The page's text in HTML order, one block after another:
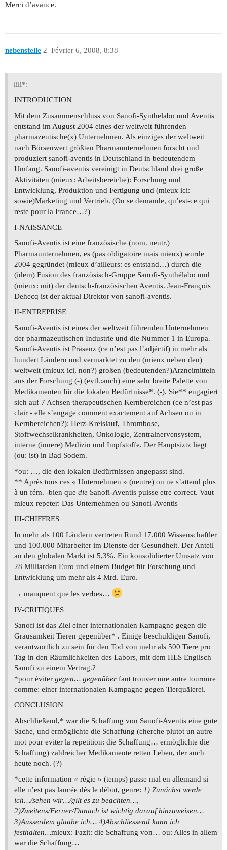
Merci d’avance.
nebenstelle Février 6, 2008, 8:38
2
lili*:
INTRODUCTION
Mit dem Zusammenschluss von Sanofi-Synthelabo und Aventis
entstand im August 2004 eines der weltweit führenden
pharmazeutische(x) Unternehmen. Als einziges der weltweit
nach Börsenwert größten Pharmaunternehmen forscht und
produziert sanofi-aventis in Deutschland in bedeutendem
Umfang. Sanofi-aventis vereinigt in Deutschland drei große
Aktivitäten (mieux: Arbeitsbereiche): Forschung und
Entwicklung, Produktion und Fertigung und (mieux ici:
sowie)Marketing und Vertrieb. (On se demande, qu’est-ce qui
reste pour la France…?)
I-NAISSANCE
Sanofi-Aventis ist eine französische (nom. neutr.)
Pharmaunternehmen, es (pas obligatoire mais mieux) wurde
2004 gegründet (mieux d’ailleurs: es entstand…) durch die
(idem) Fusion des französisch-Gruppe Sanofi-Synthélabo und
(mieux: mit) der deutsch-französischen Aventis. Jean-François
Dehecq ist der aktual Direktor von sanofi-aventis.
II-ENTREPRISE
Sanofi-Aventis ist eines der weltweit führenden Unternehmen
der pharmazeutischen Industrie und die Nummer 1 in Europa.
Sanofi-Aventis ist Präsenz (ce n’est pas l’adjéctif) in mehr als
hundert Ländern und vermarktet zu den (mieux neben den)
weltweit (mieux ici, non?) großen (bedeutenden?)Arzneimitteln
aus der Forschung (-) (evtl.:auch) eine sehr breite Palette von
Medikamenten für die lokalen Bedürfnisse*. (-). Sie** engagiert
sich auf 7 Achsen therapeutischen Kernbereichen (ce n’est pas
clair - elle s’engage comment exactement auf Achsen ou in
Kernbereichen?): Herz-Kreislauf, Thrombose,
Stoffwechselkrankheiten, Onkologie, Zentralnervensystem,
interne (innere) Medizin und Impfstoffe. Der Hauptsiztz liegt
(ou: ist) in Bad Sodem.
*ou: …, die den lokalen Bedürfnissen angepasst sind.
** Après tous ces « Unternehmen » (neutre) on ne s’attend plus
à un fém. -bien que die Sanofi-Aventis puisse etre correct. Vaut
mieux repeter: Das Unternehmen ou Sanofi-Aventis
III-CHIFFRES
In mehr als 100 Ländern vertreten Rund 17.000 Wissenschaftler
und 100.000 Mitarbeiter im Dienste der Gesundheit. Der Anteil
an den globalen Markt ist 5,3%. Ein konsolidierter Umsatz von
28 Milliarden Euro und einem Budget für Forschung und
Entwicklung um mehr als 4 Mrd. Euro.
→ manquent que les verbes…
IV-CRITIQUES
Sanofi ist das Ziel einer internationalen Kampagne gegen die
Grausamkeit Tieren gegenüber* . Einige beschuldigen Sanofi,
verantwortlich zu sein für den Tod von mehr als 500 Tiere pro
Tag in den Räumlichkeiten des Labors, mit dem HLS Englisch
Sanofi zu einem Vertrag.?
*pour éviter gegen… gegenüber faut trouver une autre tournure
comme: einer internationalen Kampagne gegen Tierquälerei.
CONCLUSION
Abschließend,* war die Schaffung von Sanofi-Aventis eine gute
Sache, und ermöglichte die Schaffung (cherche plutot un autre
mot pour eviter la repetition: die Schaffung… ermöglichte die
Schaffung) zahlreicher Medikamente retten Leben, der auch
heute noch. (?)
*cette information « régie » (temps) passe mal en allemand si
elle n’est pas lancée dès le début, genre: 1) Zunächst werde
ich…/sehen wir…/gilt es zu beachten…,
2)Zweitens/Ferner/Danach ist wichtig darauf hinzuweisen…
3)Ausserdem glaube ich… 4)Abschliessend kann ich
festhalten…mieux: Fazit: die Schaffung von… ou: Alles in allem
war die Schaffung…